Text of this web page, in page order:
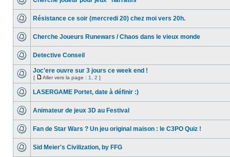
Résistance ce soir (mercredi 20) chez moi vers 20h.
Cherche Joueurs Runewars / Chaos dans le vieux monde
Detective Conseil
Joc'ere ouvre sur 3 jours ce week end !
[ Aller vers la page : 1 2 ]
LASERGAME Portet, date à définir :)
Animateur de jeux 3D au Festival
Fan de Star Wars ? Un jeu original maison : le C3PO Quiz !
Sid Meier's Civilization, by FFG